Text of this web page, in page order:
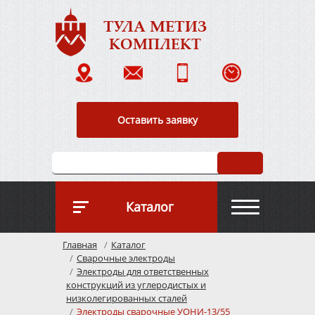
ТУЛА МЕТИЗ
КОМПЛЕКТ
Оставить заявку
Каталог
Главная
Каталог
Сварочные электроды
Электроды для ответственных
конструкций из углеродистых и
низколегированных сталей
Электроды сварочные УОНИ-13/55